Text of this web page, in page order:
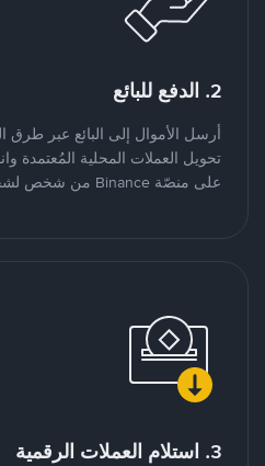
2. الدفع للبائع
أرسل الأموال إلى البائع عبر طرق
تحويل العملات المحلية المُعتمدة
على منصّة Binance من شخص لشخص.
3. استلام العملات الرقمية